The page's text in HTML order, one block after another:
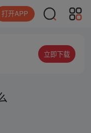
打开APP
立即下载